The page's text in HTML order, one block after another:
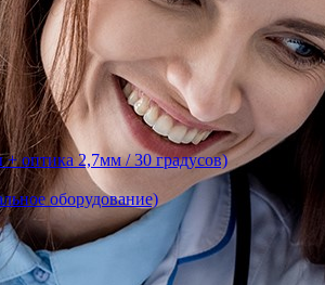
оптика 2,7мм / 30 градусов)
оборудование)